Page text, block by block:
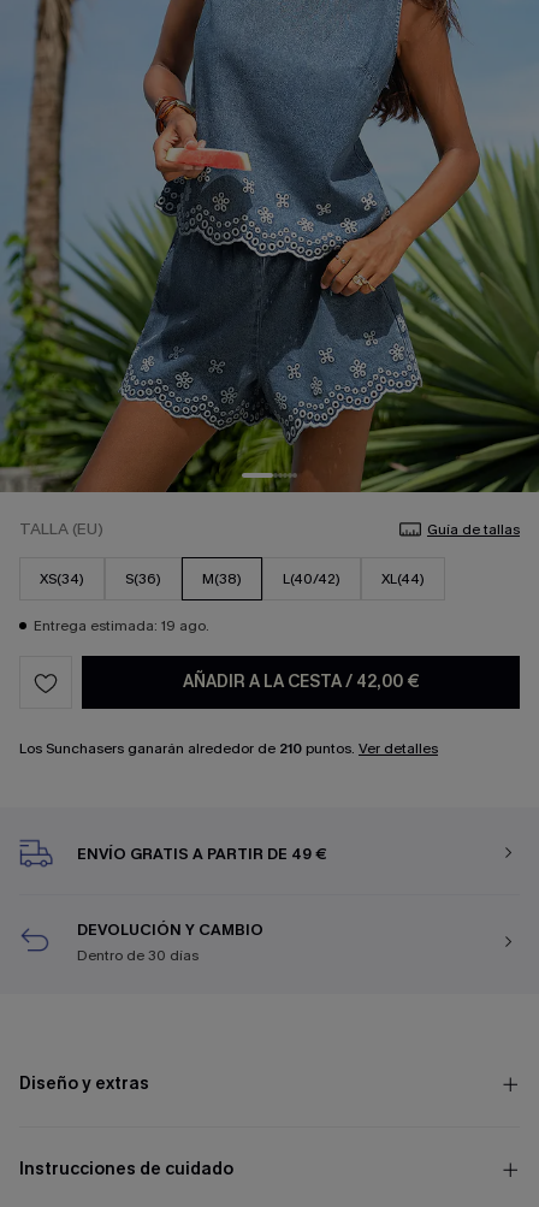
TALLA (EU) Guía de tallas
XS(34) S(36) M(38) L(40/42) XL(44)
Entrega estimada: 19 ago.
AÑADIR A LA CESTA/ 42,00 €
Los Sunchasers ganarán alrededor de 210 puntos. Ver detalles
ENVÍO GRATIS A PARTIR DE 49 €
DEVOLUCIÓN Y CAMBIO
Dentro de 30 días
Diseño y extras
Instrucciones de cuidado